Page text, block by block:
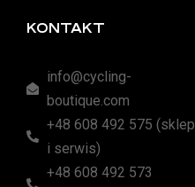
KONTAKT
info@cycling-
boutique.com
+48 608 492 575 (sklep
i serwis)
+48 608 492 573